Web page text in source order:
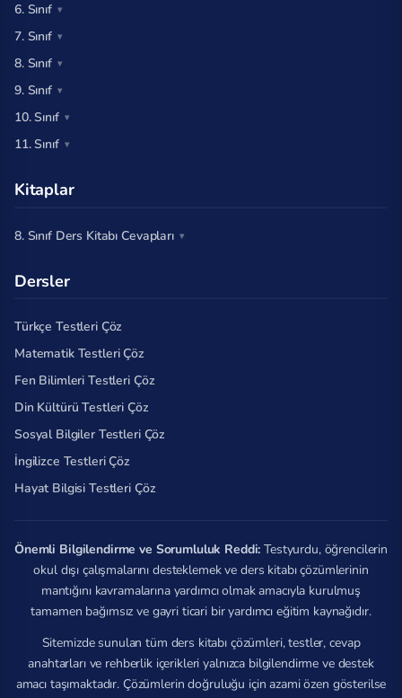
6. Sınıf
7. Sınıf
8. Sınıf
9. Sınıf
10. Sınıf
11. Sınıf
Kitaplar
8. Sınıf Ders Kitabı Cevapları
Dersler
Türkçe Testleri Çöz
Matematik Testleri Çöz
Fen Bilimleri Testleri Çöz
Din Kültürü Testleri Çöz
Sosyal Bilgiler Testleri Çöz
İngilizce Testleri Çöz
Hayat Bilgisi Testleri Çöz
Önemli Bilgilendirme ve Sorumluluk Reddi: Testyurdu, öğrencilerin
okul dışı çalışmalarını desteklemek ve ders kitabı çözümlerinin
mantığını kavramalarına yardımcı olmak amacıyla kurulmuş
tamamen bağımsız ve gayri ticari bir yardımcı eğitim kaynağıdır.
Sitemizde sunulan tüm ders kitabı çözümleri, testler, cevap
anahtarları ve rehberlik içerikleri yalnızca bilgilendirme ve destek
amacı taşımaktadır. Çözümlerin doğruluğu için azami özen gösterilse